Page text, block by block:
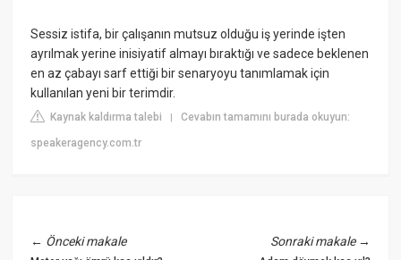
Sessiz istifa, bir çalışanın mutsuz olduğu iş yerinde işten
ayrılmak yerine inisiyatif almayı bıraktığı ve sadece beklenen
en az çabayı sarf ettiği bir senaryoyu tanımlamak için
kullanılan yeni bir terimdir.
Kaynak kaldırma talebi |Cevabın tamamını burada okuyun:
speakeragency.com.tr
← Önceki makale Sonraki makale→